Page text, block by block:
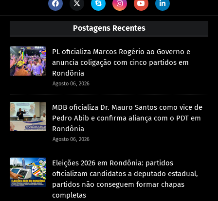
Postagens Recentes
PL oficializa Marcos Rogério ao Governo e
anuncia coligação com cinco partidos em
Rondônia
Agosto 06, 2026
MDB oficializa Dr. Mauro Santos como vice de
Pedro Abib e confirma aliança com o PDT em
Rondônia
Agosto 06, 2026
Eleições 2026 em Rondônia: partidos
oficializam candidatos a deputado estadual,
partidos não conseguem formar chapas
completas